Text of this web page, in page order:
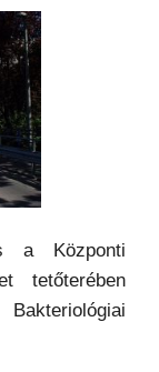
a Központi
tetőterében